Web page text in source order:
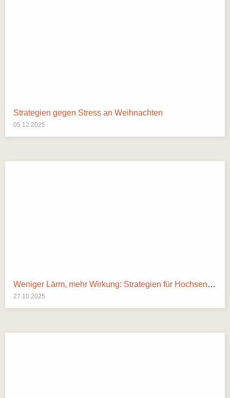
Strategien gegen Stress an Weihnachten
05.12.2025
Weniger Lärm, mehr Wirkung: Strategien für Hochsensible in Arbeit und Alltag
27.10.2025